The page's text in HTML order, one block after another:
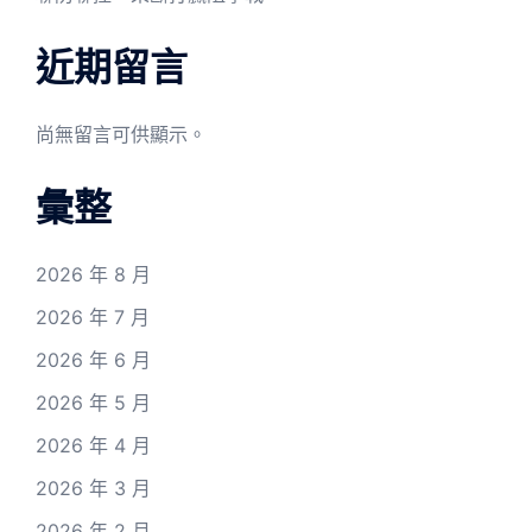
近期留言
尚無留言可供顯示。
彙整
2026 年 8 月
2026 年 7 月
2026 年 6 月
2026 年 5 月
2026 年 4 月
2026 年 3 月